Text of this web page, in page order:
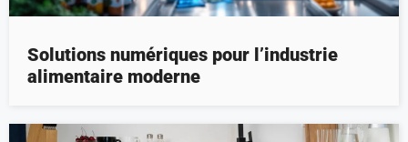
Solutions numériques pour l’industrie
alimentaire moderne